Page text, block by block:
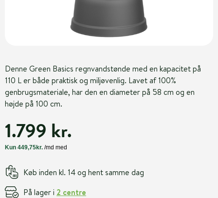
Denne Green Basics regnvandstønde med en kapacitet på
110 L er både praktisk og miljøvenlig. Lavet af 100%
genbrugsmateriale, har den en diameter på 58 cm og en
højde på 100 cm.
1.799 kr.
Køb inden kl. 14 og hent samme dag
På lager i 2 centre